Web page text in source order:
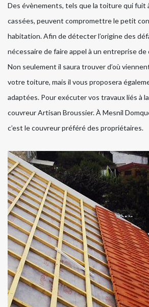
Des évènements, tels que la toiture qui fuit
cassées, peuvent compromettre le petit
habitation. Afin de détecter l’origine des
nécessaire de faire appel à un entreprise
Non seulement il saura trouver d’où
votre toiture, mais il vous proposera
adaptées. Pour exécuter vos travaux liés à
couvreur Artisan Broussier. À Mesnil
c’est le couvreur préféré des propriétaires.